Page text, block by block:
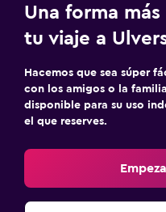
Una forma
tu viaje a
Hacemos que sea súper
con los amigos o la
disponible para su uso
el que reserves.